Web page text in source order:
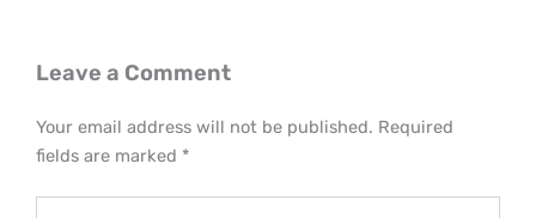
Leave a Comment
Your email address will not be published. Required
fields are marked *